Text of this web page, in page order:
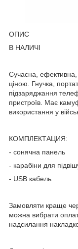
ОПИС
В НАЛИЧІ
Сучасна,
ціною. Гнучка,
підзаряджання
пристроїв. Має
використання у
КОМПЛЕКТАЦИЯ:
- сонячна панель
- карабіни для
- USB кабель
Замовляти краще
можна вибрати
надсилання